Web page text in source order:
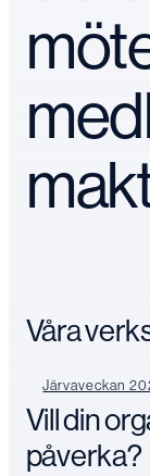
Våra
Järvaveckan
Vill din
påverka?